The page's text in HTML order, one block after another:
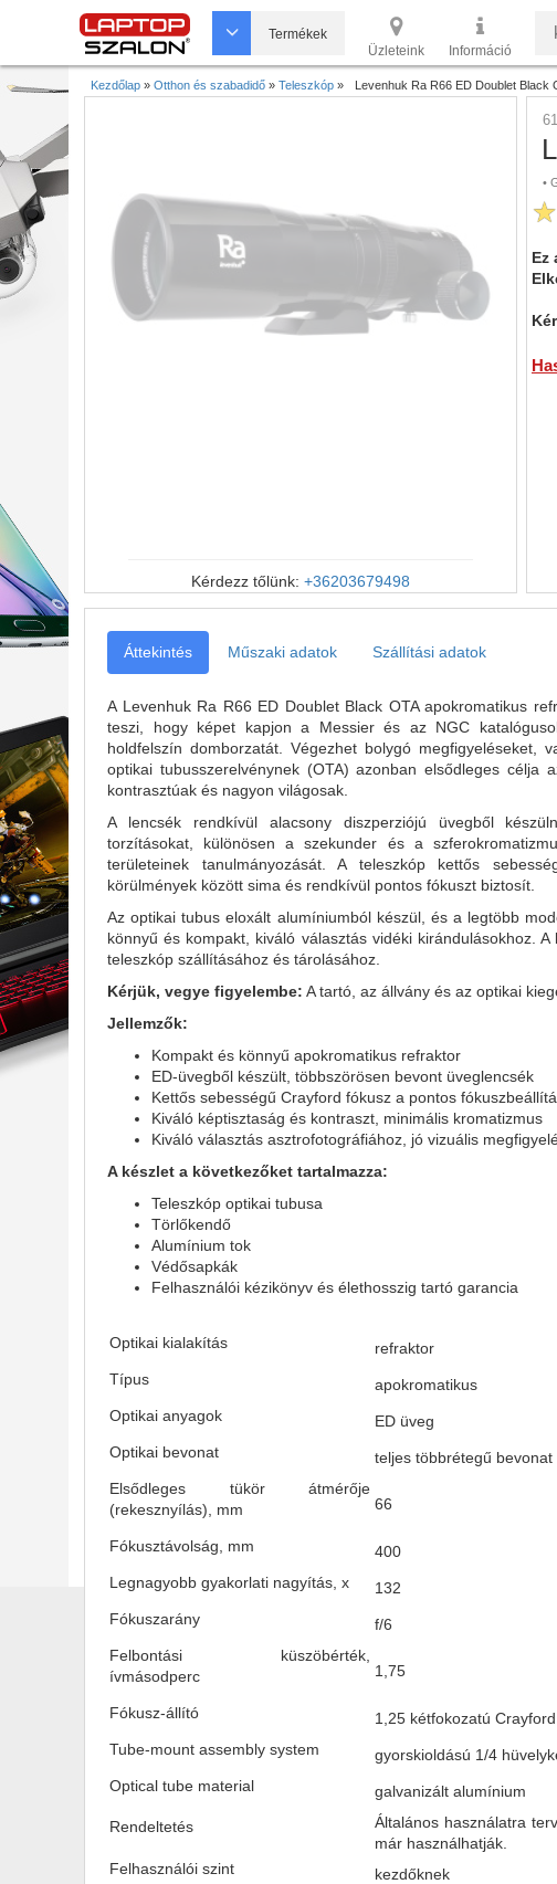
Termékek
Üzleteink
Információ
Kezdőlap » Otthon és szabadidő » Teleszkóp » Levenhuk Ra R66 ED Doublet Black
Kérdezz tőlünk: +36203679498
•
Ez
Áttekintés Műszaki adatok Szállítási adatok
A Levenhuk Ra R66 ED Doublet Black OTA apokromatikus
teszi, hogy képet kapjon a Messier és az NGC
holdfelszín domborzatát. Végezhet bolygó megfigyeléseket,
optikai tubusszerelvénynek (OTA) azonban elsődleges célja
kontrasztúak és nagyon világosak.
A lencsék rendkívül alacsony diszperziójú üvegből
torzításokat, különösen a szekunder és a
területeinek tanulmányozását. A teleszkóp kettős
körülmények között sima és rendkívül pontos fókuszt biztosít.
Az optikai tubus eloxált alumíniumból készül, és a legtöbb
könnyű és kompakt, kiváló választás vidéki kirándulásokhoz.
teleszkóp szállításához és tárolásához.
Kérjük, vegye figyelembe: A tartó, az állvány és az optikai
Jellemzők:
Kompakt és könnyű apokromatikus refraktor
ED-üvegből készült, többszörösen bevont üveglencsék
Kettős sebességű Crayford fókusz a pontos
Kiváló képtisztaság és kontraszt, minimális kromatizmus
Kiváló választás asztrofotográfiához, jó vizuális
A készlet a következőket tartalmazza:
Teleszkóp optikai tubusa
Törlőkendő
Alumínium tok
Védősapkák
Felhasználói kézikönyv és élethosszig tartó garancia
Optikai kialakítás
refraktor
Típus
apokromatikus
Optikai anyagok
ED üveg
Optikai bevonat
teljes többrétegű bevonat
Elsődleges tükör átmérője
(rekesznyílás), mm
66
Fókusztávolság, mm
400
Legnagyobb gyakorlati nagyítás, x
132
Fókuszarány
f/6
Felbontási küszöbérték,
ívmásodperc
1,75
Fókusz-állító
1,25 kétfokozatú Crayford
Tube-mount assembly system
gyorskioldású 1/4
Optical tube material
galvanizált alumínium
Rendeltetés
Általános használatra
már használhatják.
Felhasználói szint
kezdőknek